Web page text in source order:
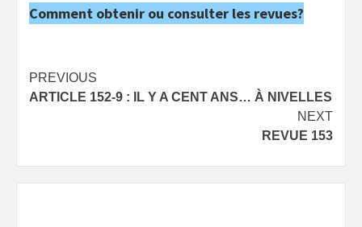
Comment obtenir ou consulter les revues?
Post
navigation
PREVIOUS
ARTICLE 152-9 : IL Y A CENT ANS… À NIVELLES
NEXT
REVUE 153